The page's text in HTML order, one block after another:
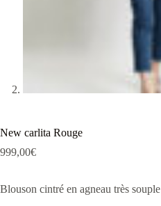
New carlita Rouge
999,00€
Blouson cintré en agneau très souple